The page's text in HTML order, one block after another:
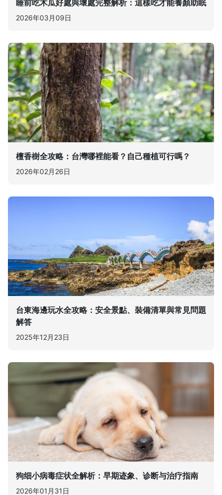
睡前吃木瓜好處與壞處完整解析：這樣吃才能養顏助眠
2026年03月09日
檀香樹全攻略：台灣哪裡能看？自己種植可行嗎？
2026年02月26日
台東海邊玩水全攻略：安全景點、裝備清單與常見問題
解答
2025年12月23日
狗细小病毒症状全解析：早期迹象、诊断与治疗指南
2026年01月31日